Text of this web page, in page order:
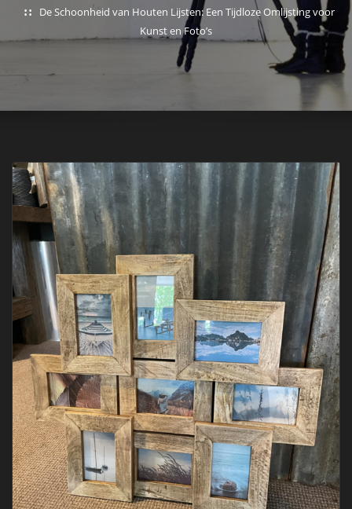
De Schoonheid van Houten Lijsten: Een Tijdloze Omlijsting voor
Kunst en Foto’s